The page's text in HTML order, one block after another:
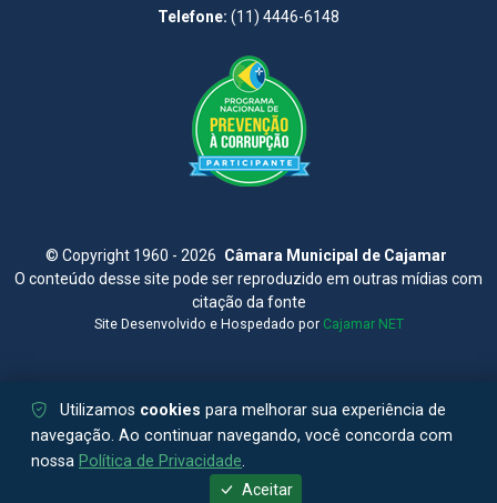
Telefone: (11) 4446-6148
© Copyright 1960 - 2026 Câmara Municipal de Cajamar
O conteúdo desse site pode ser reproduzido em outras mídias com
citação da fonte
Site Desenvolvido e Hospedado por Cajamar NET
Utilizamos cookies para melhorar sua experiência de
navegação. Ao continuar navegando, você concorda com
nossa Política de Privacidade.
Aceitar